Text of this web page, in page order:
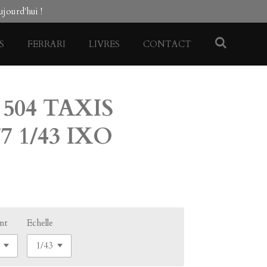
!
FERRARI LIVRES CONTACT
TAXIS
1/43 IXO
Echelle